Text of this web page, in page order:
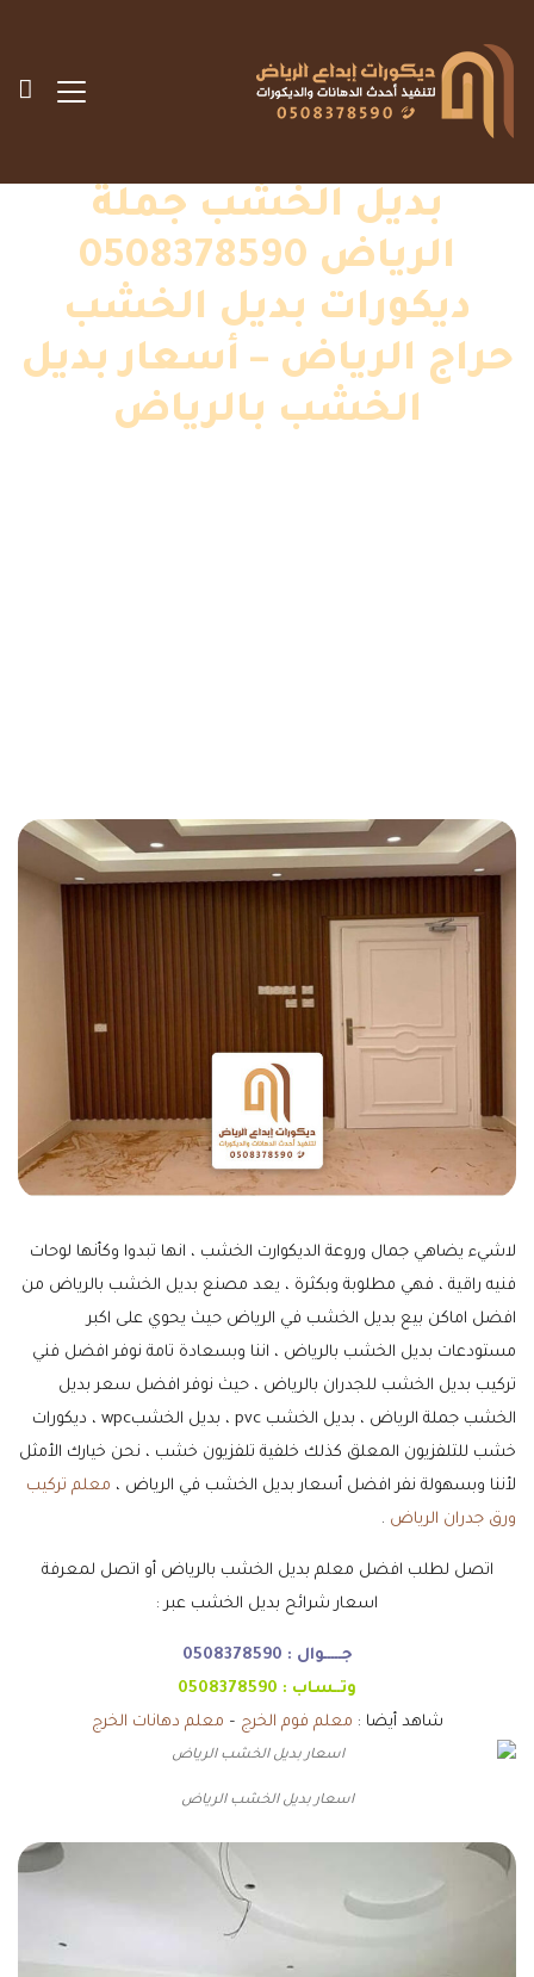
بديل الخشب جملة
الرياض 0508378590
ديكورات بديل الخشب
حراج الرياض – أسعار بديل
الخشب بالرياض
لاشيء يضاهي جمال وروعة الديكوارت الخشب ، انها تبدوا وكأنها لوحات
فنيه راقية ، فهي مطلوبة وبكثرة ، يعد مصنع بديل الخشب بالرياض من
افضل اماكن بيع بديل الخشب في الرياض حيث يحوي على اكبر
مستودعات بديل الخشب بالرياض ، اننا وبسعادة تامة نوفر افضل فني
تركيب بديل الخشب للجدران بالرياض ، حيث نوفر افضل سعر بديل
الخشب جملة الرياض ، بديل الخشب pvc ، بديل الخشبwpc ، ديكورات
خشب للتلفزيون المعلق كذلك خلفية تلفزيون خشب ، نحن خيارك الأمثل
لأننا وبسهولة نفر افضل أسعار بديل الخشب في الرياض ، معلم تركيب
ورق جدران الرياض .
اتصل لطلب افضل معلم بديل الخشب بالرياض أو اتصل لمعرفة
اسعار شرائح بديل الخشب عبر :
جـــــوال : 0508378590
وتــساب : 0508378590
شاهد أيضا : معلم فوم الخرج – معلم دهانات الخرج
اسعار بديل الخشب الرياض